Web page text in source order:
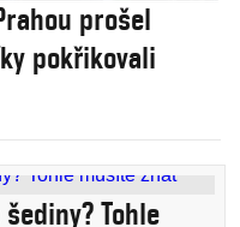
prošel
pokřikovali
Tohle